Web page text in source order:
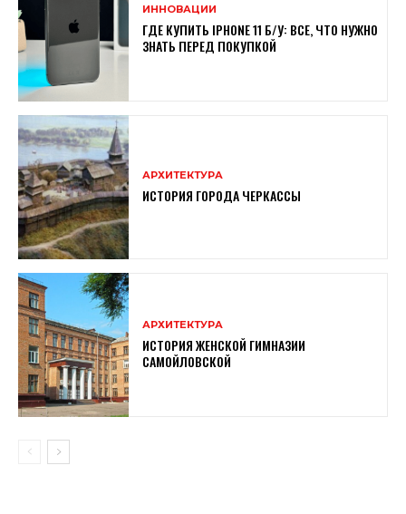
ИННОВАЦИИ
ГДЕ КУПИТЬ IPHONE 11 Б/У: ВСЕ, ЧТО НУЖНО
ЗНАТЬ ПЕРЕД ПОКУПКОЙ
АРХИТЕКТУРА
ИСТОРИЯ ГОРОДА ЧЕРКАССЫ
АРХИТЕКТУРА
ИСТОРИЯ ЖЕНСКОЙ ГИМНАЗИИ
САМОЙЛОВСКОЙ